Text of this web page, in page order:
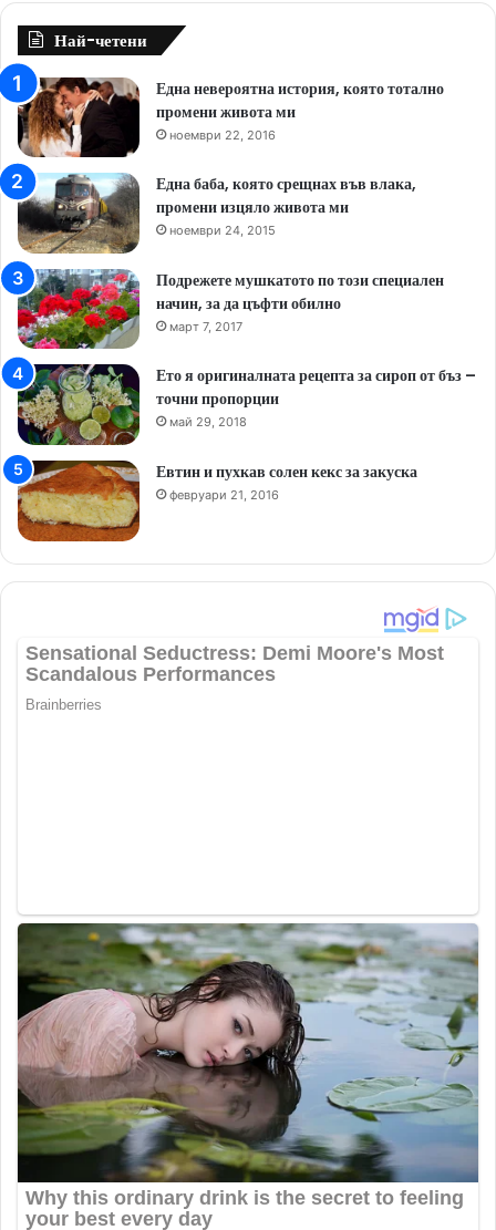
Най-четени
Една невероятна история, която тотално
промени живота ми
ноември 22, 2016
Една баба, която срещнах във влака,
промени изцяло живота ми
ноември 24, 2015
Подрежете мушкатото по този специален
начин, за да цъфти обилно
март 7, 2017
Ето я оригиналната рецепта за сироп от бъз –
точни пропорции
май 29, 2018
Евтин и пухкав солен кекс за закуска
февруари 21, 2016